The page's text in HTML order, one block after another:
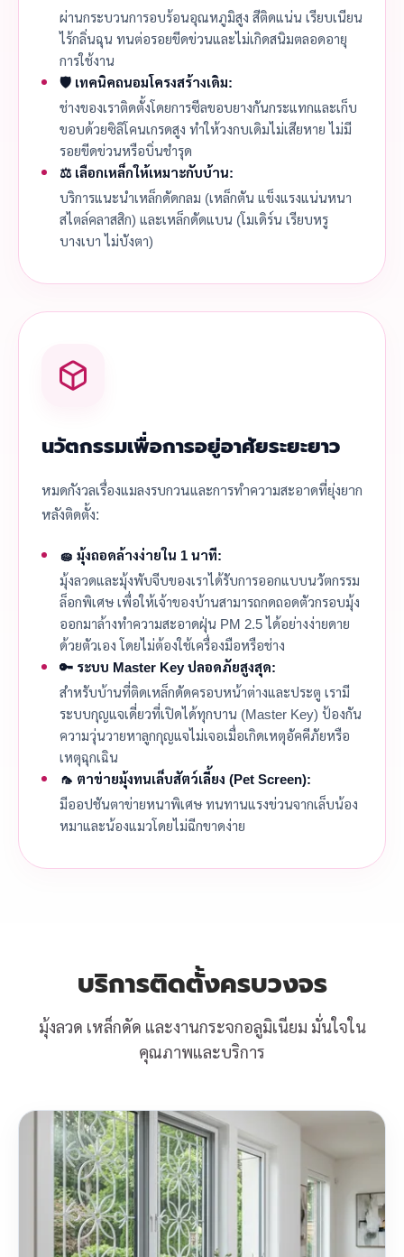
ผ่านกระบวนการอบร้อนอุณหภูมิสูง สีติดแน่น เรียบเนียน
ไร้กลิ่นฉุน ทนต่อรอยขีดข่วนและไม่เกิดสนิมตลอดอายุ
การใช้งาน
🛡️ เทคนิคถนอมโครงสร้างเดิม:
ช่างของเราติดตั้งโดยการซีลขอบยางกันกระแทกและเก็บ
ขอบด้วยซิลิโคนเกรดสูง ทำให้วงกบเดิมไม่เสียหาย ไม่มี
รอยขีดข่วนหรือบิ่นชำรุด
⚖️ เลือกเหล็กให้เหมาะกับบ้าน:
บริการแนะนำเหล็กดัดกลม (เหล็กตัน แข็งแรงแน่นหนา
สไตล์คลาสสิก) และเหล็กดัดแบน (โมเดิร์น เรียบหรู
บางเบา ไม่บังตา)
นวัตกรรมเพื่อการอยู่อาศัยระยะยาว
หมดกังวลเรื่องแมลงรบกวนและการทำความสะอาดที่ยุ่งยาก
หลังติดตั้ง:
🧽 มุ้งถอดล้างง่ายใน 1 นาที:
มุ้งลวดและมุ้งพับจีบของเราได้รับการออกแบบนวัตกรรม
ล็อกพิเศษ เพื่อให้เจ้าของบ้านสามารถกดถอดตัวกรอบมุ้ง
ออกมาล้างทำความสะอาดฝุ่น PM 2.5 ได้อย่างง่ายดาย
ด้วยตัวเอง โดยไม่ต้องใช้เครื่องมือหรือช่าง
🔑 ระบบ Master Key ปลอดภัยสูงสุด:
สำหรับบ้านที่ติดเหล็กดัดครอบหน้าต่างและประตู เรามี
ระบบกุญแจเดี่ยวที่เปิดได้ทุกบาน (Master Key) ป้องกัน
ความวุ่นวายหาลูกกุญแจไม่เจอเมื่อเกิดเหตุอัคคีภัยหรือ
เหตุฉุกเฉิน
🦟 ตาข่ายมุ้งทนเล็บสัตว์เลี้ยง (Pet Screen):
มีออปชันตาข่ายหนาพิเศษ ทนทานแรงข่วนจากเล็บน้อง
หมาและน้องแมวโดยไม่ฉีกขาดง่าย
บริการติดตั้งครบวงจร
มุ้งลวด เหล็กดัด และงานกระจกอลูมิเนียม มั่นใจใน
คุณภาพและบริการ